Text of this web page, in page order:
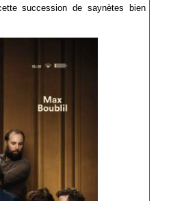
succession de saynètes bien